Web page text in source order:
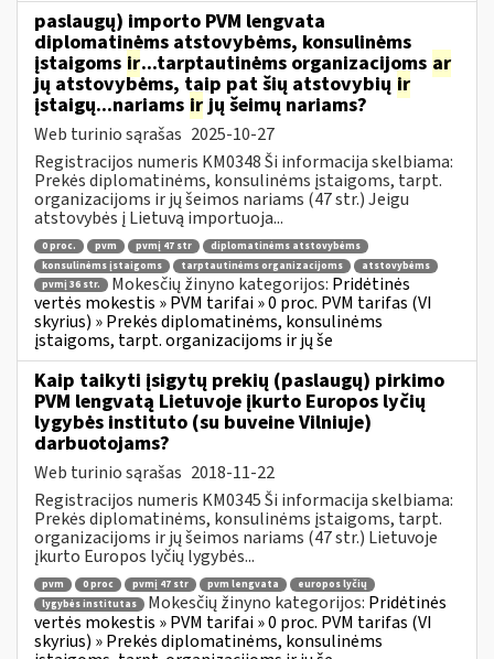
paslaugų) importo PVM lengvata
diplomatinėms atstovybėms, konsulinėms
įstaigoms ir...tarptautinėms organizacijoms ar
jų atstovybėms, taip pat šių atstovybių ir
įstaigų...nariams irjų šeimų nariams?
Web turinio sąrašas 2025-10-27
Registracijos numeris KM0348 Ši informacija skelbiama:
Prekės diplomatinėms, konsulinėms įstaigoms, tarpt.
organizacijoms ir jų šeimos nariams (47 str.) Jeigu
atstovybės į Lietuvą importuoja...
0 proc. pvm pvmį 47 str
diplomatinėms atstovybėms
konsulinėms įstaigoms
tarptautinėms organizacijoms
atstovybėms
pvmį 36 str.
Mokesčių žinyno kategorijos: Pridėtinės
vertės mokestis » PVM tarifai » 0 proc. PVM tarifas (VI
skyrius) » Prekės diplomatinėms, konsulinėms
įstaigoms, tarpt. organizacijoms ir jų še
Kaip taikyti įsigytų prekių (paslaugų) pirkimo
PVM lengvatą Lietuvoje įkurto Europos lyčių
lygybės instituto (su buveine Vilniuje)
darbuotojams?
Web turinio sąrašas 2018-11-22
Registracijos numeris KM0345 Ši informacija skelbiama:
Prekės diplomatinėms, konsulinėms įstaigoms, tarpt.
organizacijoms ir jų šeimos nariams (47 str.) Lietuvoje
įkurto Europos lyčių lygybės...
pvm 0 proc pvmį 47 str pvm lengvata
europos lyčių
lygybės institutas
Mokesčių žinyno kategorijos: Pridėtinės
vertės mokestis » PVM tarifai » 0 proc. PVM tarifas (VI
skyrius) » Prekės diplomatinėms, konsulinėms